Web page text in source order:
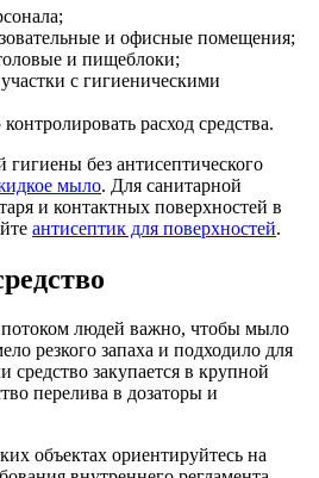
и офисные помещения;
и пищеблоки;
с гигиеническими
расход средства.
без антисептического
мыло. Для санитарной
и контактных поверхностей в
антисептик для поверхностей.
людей важно, чтобы мыло
резкого запаха и подходило для
средство закупается в крупной
перелива в дозаторы и
объектах ориентируйтесь на